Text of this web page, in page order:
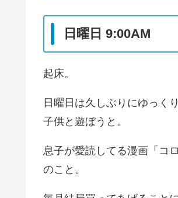
日曜日 9:00AM
起床。
日曜日は久しぶりにゆっく
子供と遊ぼうと。
息子が愛読してる漫画「コ
のこと。